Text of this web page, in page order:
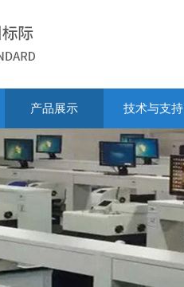
产品展示 技术与支持